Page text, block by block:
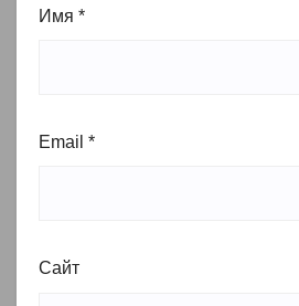
Имя *
Email *
Сайт